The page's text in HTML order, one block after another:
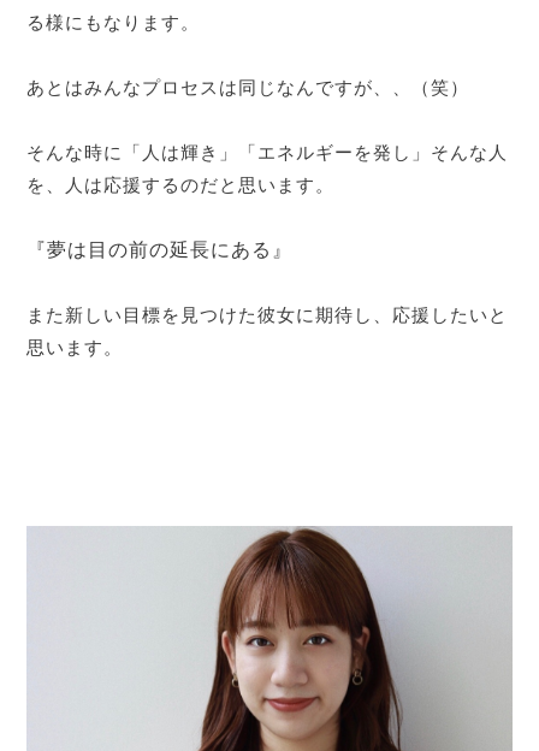
る様にもなります。
あとはみんなプロセスは同じなんですが、、（笑）
そんな時に「人は輝き」「エネルギーを発し」そんな人
を、人は応援するのだと思います。
『夢は目の前の延長にある』
また新しい目標を見つけた彼女に期待し、応援したいと
思います。